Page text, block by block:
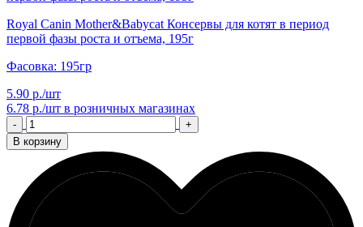
Royal Canin Mother&Babycat Консервы для котят в период
первой фазы роста и отъема, 195г
Фасовка: 195гр
5.90 р./шт
6.78 р./шт в розничных магазинах
-
+
В корзину